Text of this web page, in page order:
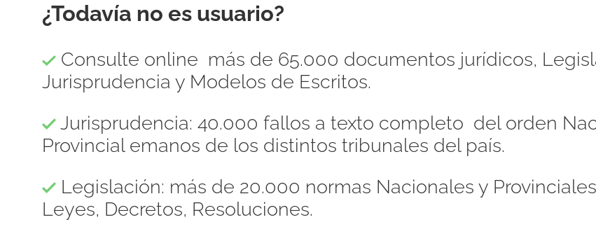
¿Todavía no es usuario?
Consulte online más de 65.000 documentos jurídicos,
Jurisprudencia y Modelos de Escritos.
Jurisprudencia: 40.000 fallos a texto completo del orden
Provincial emanos de los distintos tribunales del país.
Legislación: más de 20.000 normas Nacionales y
Leyes, Decretos, Resoluciones.